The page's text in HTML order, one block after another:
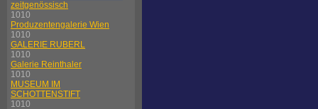
zeitgenössisch
1010
Produzentengalerie Wien
1010
GALERIE RUBERL
1010
Galerie Reinthaler
1010
MUSEUM IM
SCHOTTENSTIFT
1010